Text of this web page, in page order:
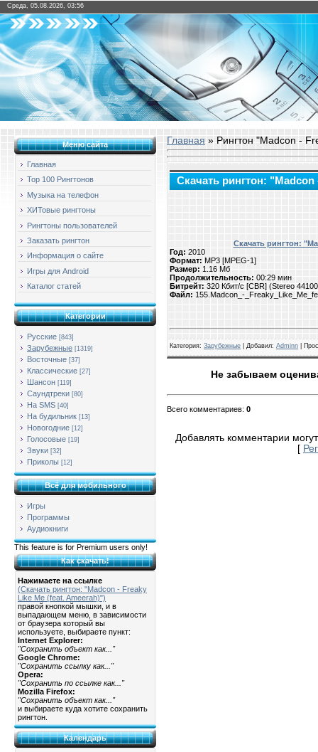
Среда, 05.08.2026, 03:56
Меню сайта
Главная
Top 100 Рингтонов
Музыка на телефон
ХИТовые рингтоны
Рингтоны пользователей
Заказать рингтон
Информация о сайте
Игры для Android
Каталог статей
Категории
Русские [843]
Зарубежные [1319]
Восточные [37]
Классические [27]
Шансон [119]
Саундтреки [80]
На SMS [40]
На будильник [13]
Новогодние [12]
Голосовые [19]
Звуки [32]
Приколы [12]
Всё для мобильного
Игры
Программы
Аудиокниги
This feature is for Premium users only!
Как скачать!
Нажимаете на ссылке
(Скачать рингтон: "Madcon - Freaky
Like Me (feat. Ameerah)")
правой кнопкой мышки, и в
выпадающем меню, в зависимости
от браузера который вы
используете, выбираете пункт:
Internet Explorer:
"Сохранить объект как..."
Google Chrome:
"Сохранить ссылку как..."
Opera:
"Сохранить по ссылке как..."
Mozilla Firefox:
"Сохранить объект как..."
и выбираете куда хотите сохранить
рингтон.
Календарь
Главная » Рингтон "Madcon -
Скачать рингтон:
Скачать рингтон:
Год: 2010
Формат: MP3 [MPEG-1]
Размер: 1.16 Мб
Продолжительность: 00:29 мин
Битрейт: 320 Кбит/с [CBR] (Stereo
Файл: 155.Madcon_-
Категория: Зарубежные | Добавил: Adminn
Не забываем
Всего комментариев: 0
Добавлять комментарии
[